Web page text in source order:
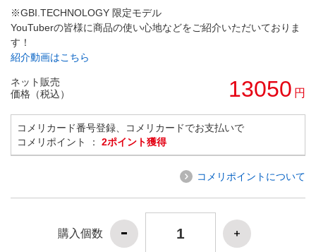
※GBI.TECHNOLOGY 限定モデル
YouTuberの皆様に商品の使い心地などをご紹介いただいておりま
す！
紹介動画はこちら
ネット販売
価格（税込）
13050 円
コメリカード番号登録、コメリカードでお支払いで
コメリポイント ： 2ポイント獲得
コメリポイントについて
購入個数